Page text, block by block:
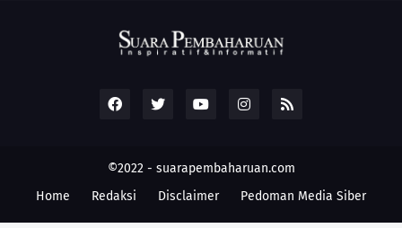
©2022 - suarapembaharuan.com
Home
Redaksi Disclaimer Pedoman Media Siber